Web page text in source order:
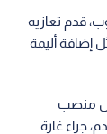
قدم تعازيه
إضافة أليمة
منصب
جراء غارة